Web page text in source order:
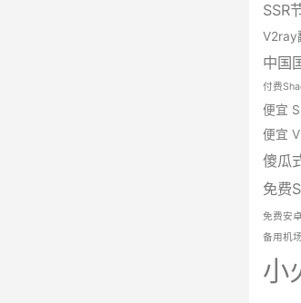
SSR
V2ray
中国
付费
便宜
便宜
傻瓜
免费
免费安
备用机
小